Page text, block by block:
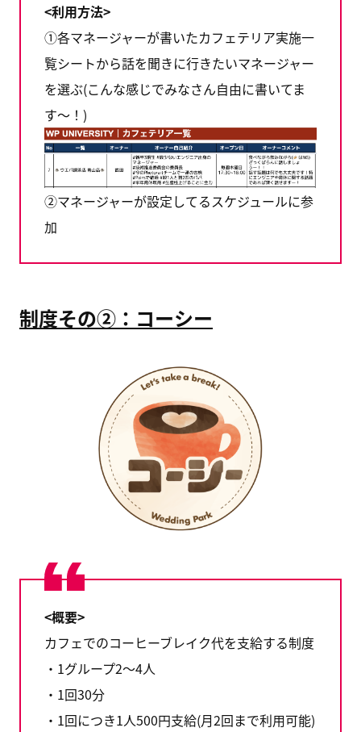
<利用方法>
①各マネージャーが書いたカフェテリア実施一
覧シートから話を聞きに行きたいマネージャー
を選ぶ(こんな感じでみなさん自由に書いてま
す〜！)
②マネージャーが設定してるスケジュールに参
加
制度その②：コーシー
<概要>
カフェでのコーヒーブレイク代を支給する制度
・1グループ2〜4人
・1回30分
・1回につき1人500円支給(月2回まで利用可能)